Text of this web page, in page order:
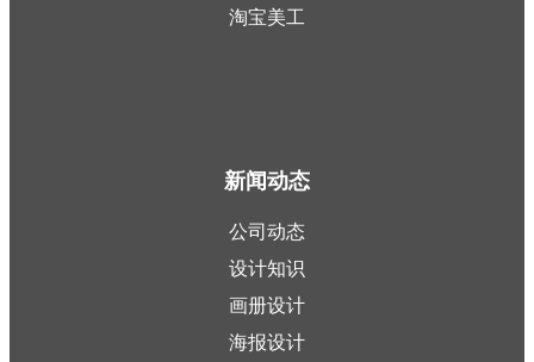
淘宝美工
新闻动态
公司动态
设计知识
画册设计
海报设计